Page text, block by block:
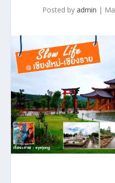
Posted by admin |